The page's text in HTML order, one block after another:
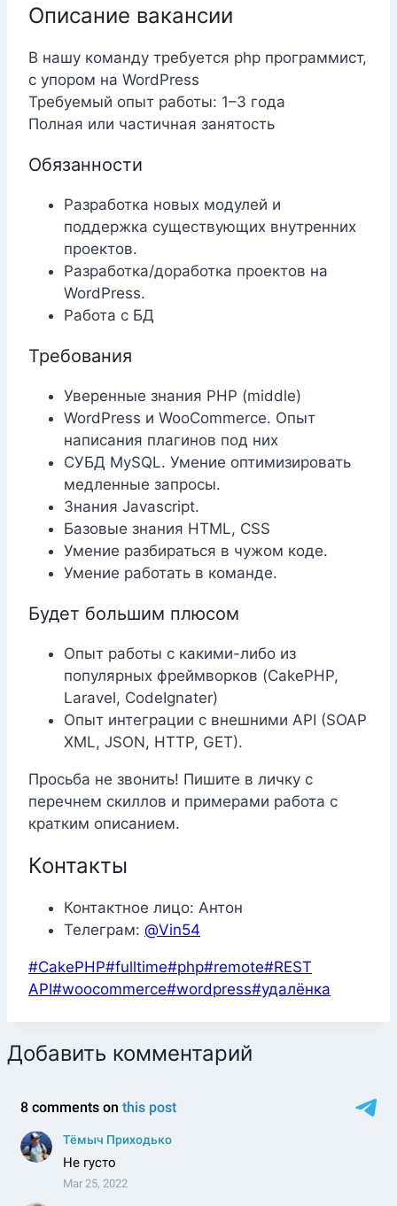
Описание вакансии
В нашу команду требуется php программист,
с упором на WordPress
Требуемый опыт работы: 1–3 года
Полная или частичная занятость
Обязанности
Разработка новых модулей и
поддержка существующих внутренних
проектов.
Разработка/доработка проектов на
WordPress.
Работа с БД
Требования
Уверенные знания PHP (middle)
WordPress и WooCommerce. Опыт
написания плагинов под них
СУБД MySQL. Умение оптимизировать
медленные запросы.
Знания Javascript.
Базовые знания HTML, CSS
Умение разбираться в чужом коде.
Умение работать в команде.
Будет большим плюсом
Опыт работы с какими-либо из
популярных фреймворков (CakePHP,
Laravel, CodeIgnater)
Опыт интеграции с внешними API (SOAP
XML, JSON, HTTP, GET).
Просьба не звонить! Пишите в личку с
перечнем скиллов и примерами работа с
кратким описанием.
Контакты
Контактное лицо: Антон
Телеграм: @Vin54
Метки
записи:
#CakePHP#fulltime#php#remote#REST
API#woocommerce#wordpress#удалёнка
Добавить комментарий